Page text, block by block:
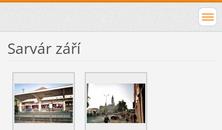
Sarvár září